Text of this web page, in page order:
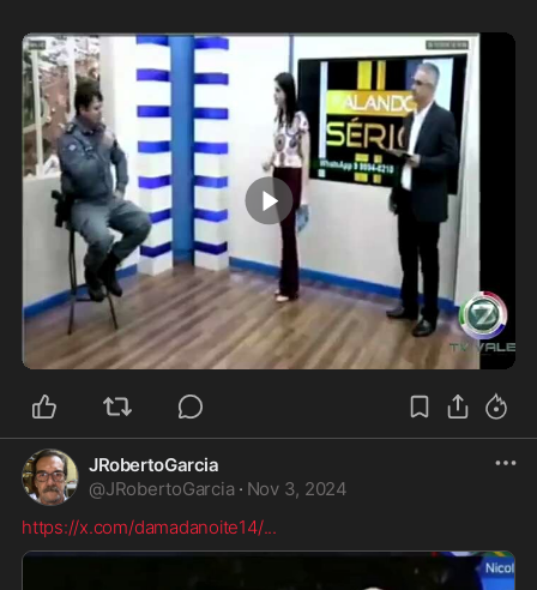
2:37
JRobertoGarcia
@JRobertoGarcia · Nov 3, 2024
https://x.com/damadanoite14/...